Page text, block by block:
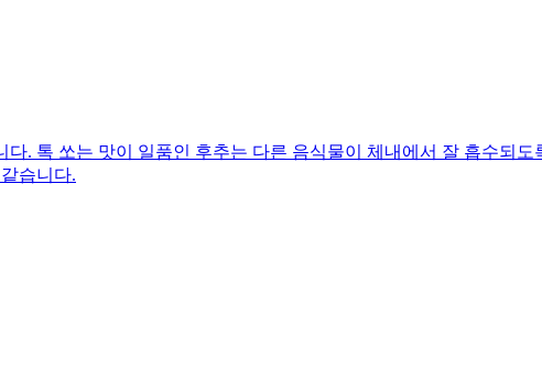
. 톡 쏘는 맛이 일품인 후추는 다른 음식물이 체내에서 잘 흡수되
습니다.